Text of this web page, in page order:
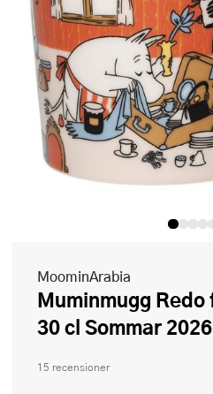
MoominArabia
Muminmugg Redo för semester
30 cl Sommar 2026
15 recensioner